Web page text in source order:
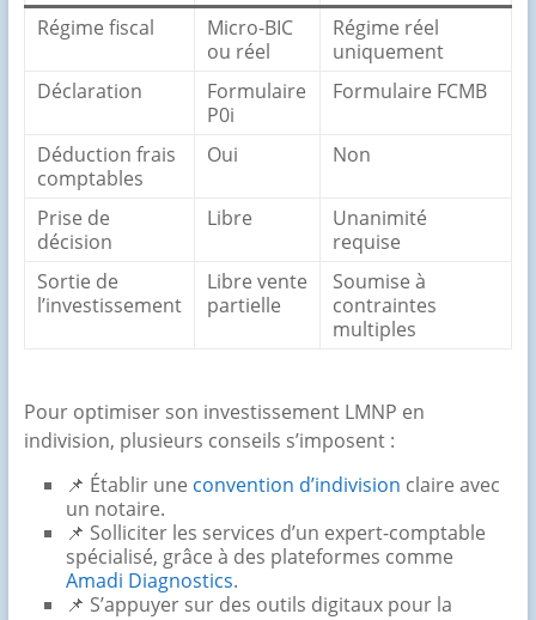
Régime fiscal
Micro-BIC
ou réel
Régime réel
uniquement
Déclaration
Formulaire
P0i
Formulaire FCMB
Déduction frais
comptables
Oui Non
Prise de
décision
Libre
Unanimité
requise
Sortie de
l’investissement
Libre vente
partielle
Soumise à
contraintes
multiples
Pour optimiser son investissement LMNP en
indivision, plusieurs conseils s’imposent :
📌 Établir une convention d’indivision claire avec
un notaire.
📌 Solliciter les services d’un expert-comptable
spécialisé, grâce à des plateformes comme
Amadi Diagnostics.
📌 S’appuyer sur des outils digitaux pour la